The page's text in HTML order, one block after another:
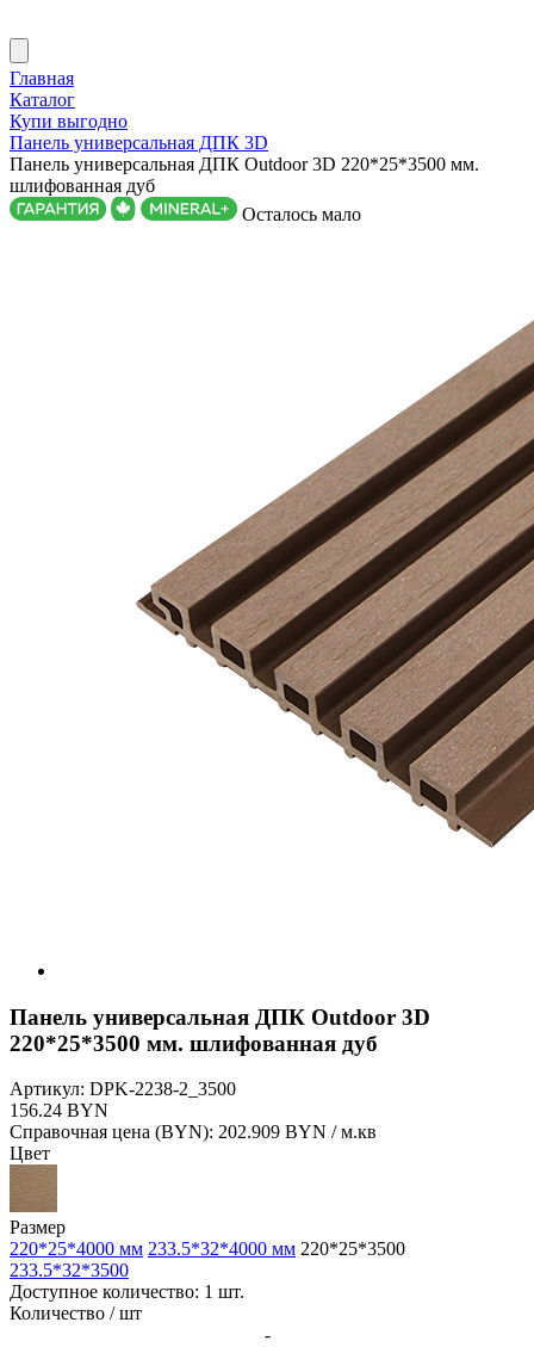
Главная
Каталог
Купи выгодно
Панель универсальная ДПК 3D
Панель универсальная ДПК Outdoor 3D 220*25*3500 мм.
шлифованная дуб
Осталось мало
Панель универсальная ДПК Outdoor 3D
220*25*3500 мм. шлифованная дуб
Артикул: DPK-2238-2_3500
156.24 BYN
Справочная цена (BYN): 202.909 BYN / м.кв
Цвет
Размер
220*25*4000 мм 233.5*32*4000 мм 220*25*3500
233.5*32*3500
Доступное количество: 1 шт.
Количество / шт
-